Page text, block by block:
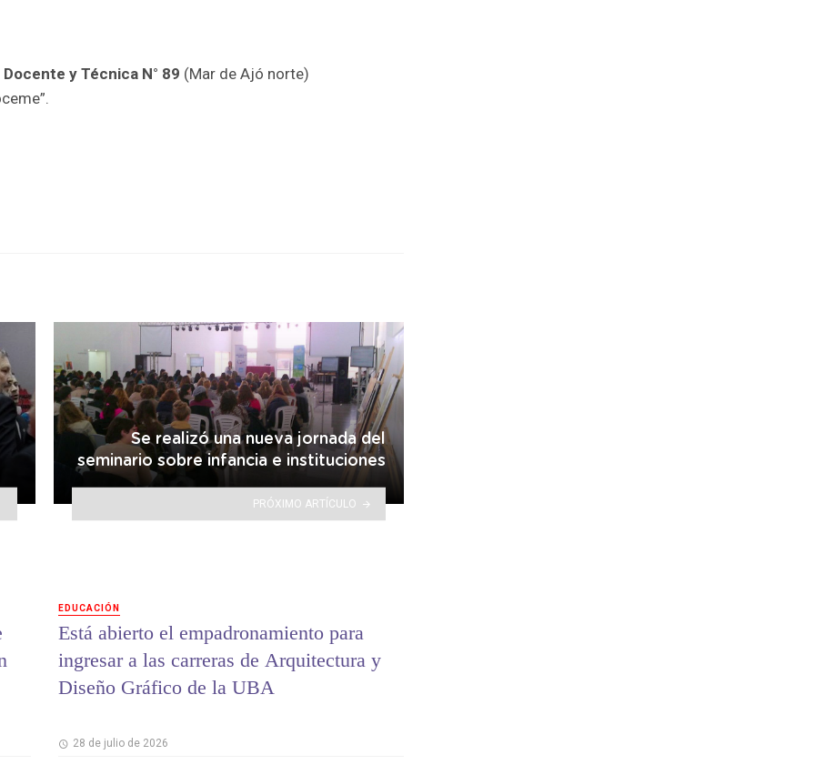
y Técnica N° 89 (Mar de Ajó norte)
Se realizó una nueva jornada del
seminario sobre infancia e instituciones
PRÓXIMO ARTÍCULO
EDUCACIÓN
Está abierto el empadronamiento para
ingresar a las carreras de Arquitectura y
Diseño Gráfico de la UBA
28 de julio de 2026